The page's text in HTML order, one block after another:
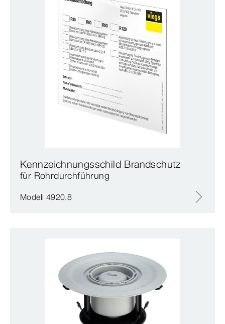
Kennzeichnungsschild Brandschutz
für Rohrdurchführung
Modell 4920.8